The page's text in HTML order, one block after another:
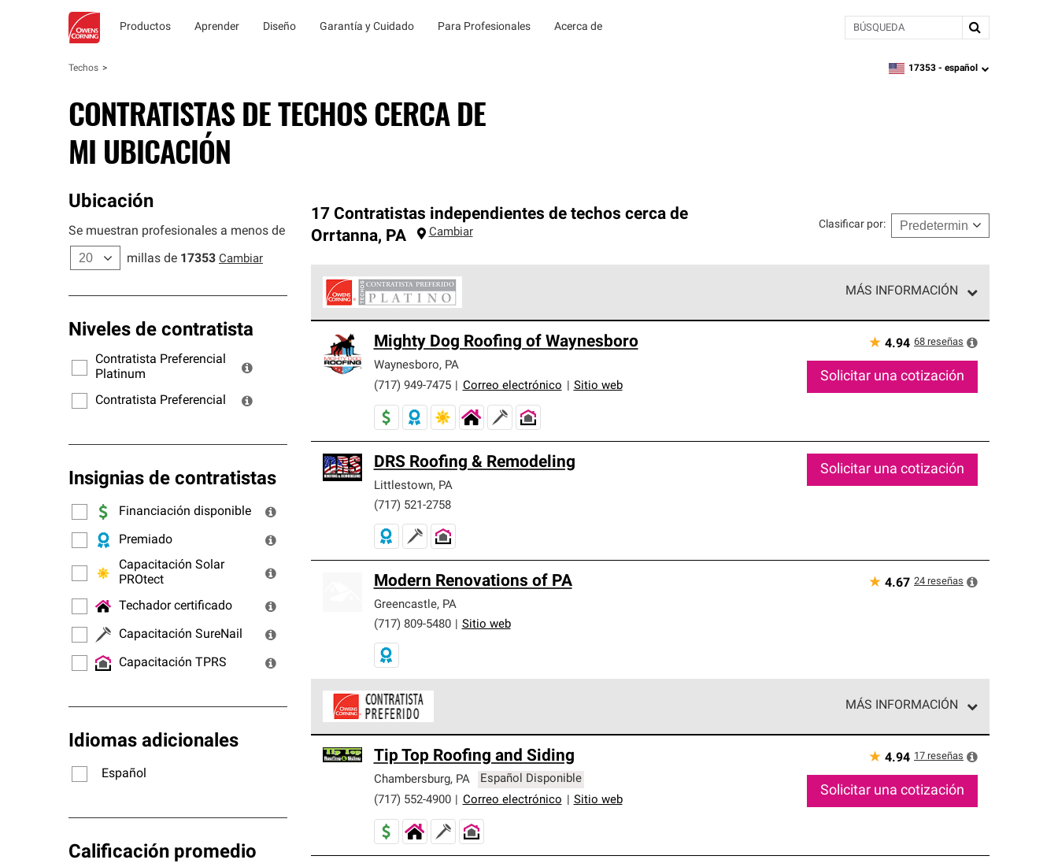
Productos Aprender Diseño Garantía y Cuidado Para Profesionales Acerca de BÚSQUEDA
Techos zipcode,language
17353 - español
CONTRATISTAS DE TECHOS CERCA DE
MI UBICACIÓN
Ubicación
Se muestran profesionales a menos de
millas de 17353 Cambiar
Niveles de contratista
Contratista Preferencial
Platinum
Contratista Preferencial
Insignias de contratistas
Financiación disponible
Premiado
Capacitación Solar
PROtect
Techador certificado
Capacitación SureNail
Capacitación TPRS
Idiomas adicionales
Español
Calificación promedio
17 Contratistas independientes de techos cerca de
Orrtanna, PA Cambiar
Clasificar por:
MÁS INFORMACIÓN
cumplen con estándares estrictos de profesionalismo, confiabilidad y destreza incomparable. Solo ellos pueden
ofrecer nuestra mejor garantía de sistemas de techos.
Mighty Dog Roofing of Waynesboro
Waynesboro, PA
(717) 949-7475
Correo electrónico Sitio web
★ 4.94 68 reseñas
Solicitar una cotización
DRS Roofing & Remodeling
Littlestown, PA
(717) 521-2758
Solicitar una cotización
Modern Renovations of PA
Greencastle, PA
(717) 809-5480
Sitio web
★ 4.67 24 reseñas
MÁS INFORMACIÓN
cumplen con altos estándares y requisitos estrictos de profesionalismo y confiabilidad.
Tip Top Roofing and Siding
Chambersburg, PA
Español Disponible
(717) 552-4900
Correo electrónico Sitio web
★ 4.94 17 reseñas
Solicitar una cotización